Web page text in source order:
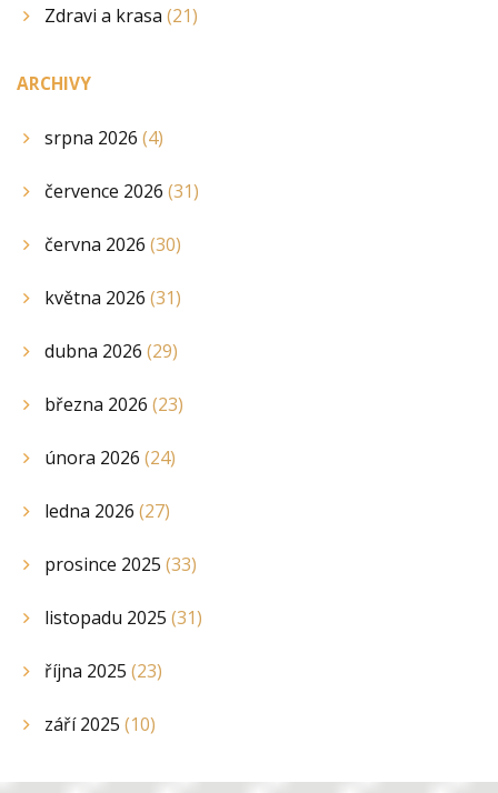
Zdravi a krasa (21)
ARCHIVY
srpna 2026 (4)
července 2026 (31)
června 2026 (30)
května 2026 (31)
dubna 2026 (29)
března 2026 (23)
února 2026 (24)
ledna 2026 (27)
prosince 2025 (33)
listopadu 2025 (31)
října 2025 (23)
září 2025 (10)